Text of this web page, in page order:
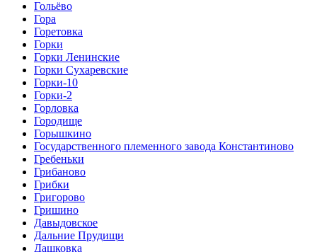
Гольёво
Гора
Горетовка
Горки
Горки Ленинские
Горки Сухаревские
Горки-10
Горки-2
Горловка
Городище
Горышкино
Государственного племенного завода Константиново
Гребеньки
Грибаново
Грибки
Григорово
Гришино
Давыдовское
Дальние Прудищи
Дашковка